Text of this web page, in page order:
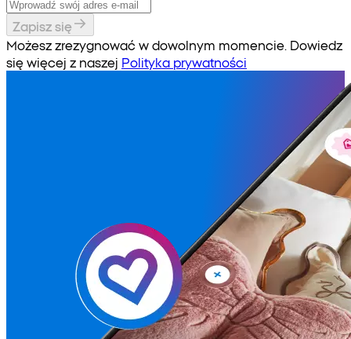
Zapisz się
Możesz zrezygnować w dowolnym momencie. Dowiedz
się więcej z naszej Polityka prywatności